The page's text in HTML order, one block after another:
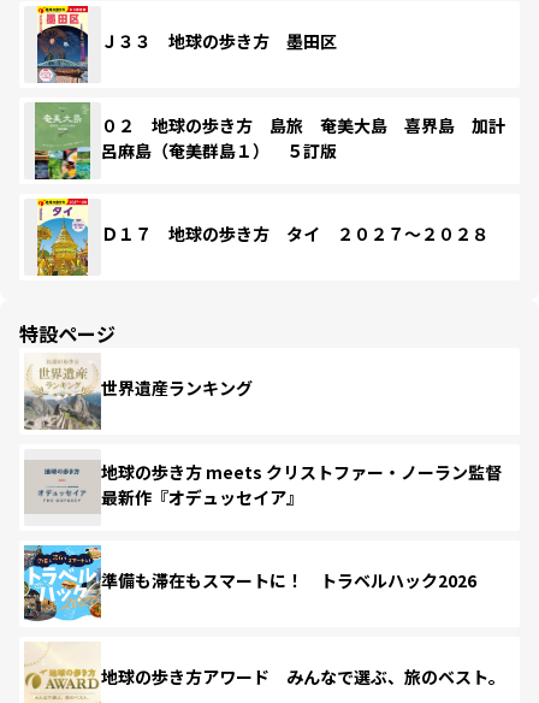
Ｊ３３ 地球の歩き方 墨田区
０２ 地球の歩き方 島旅 奄美大島 喜界島 加計
呂麻島（奄美群島１） ５訂版
Ｄ１７ 地球の歩き方 タイ ２０２７～２０２８
特設ページ
世界遺産ランキング
地球の歩き方 meets クリストファー・ノーラン監督
最新作『オデュッセイア』
準備も滞在もスマートに！ トラベルハック2026
地球の歩き方アワード みんなで選ぶ、旅のベスト。